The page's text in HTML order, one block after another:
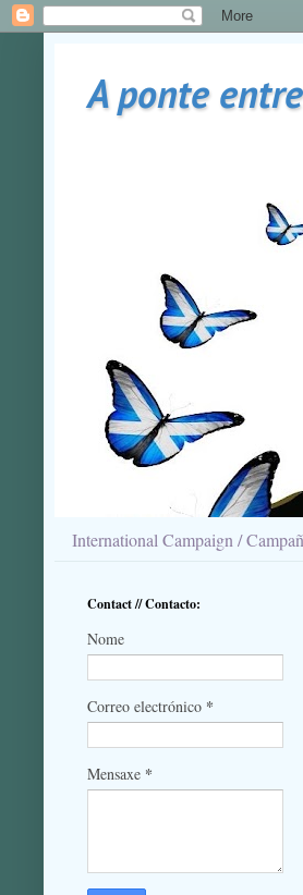
A ponte
International Campaign /
Contact // Contacto:
Nome
Correo electrónico *
Mensaxe *